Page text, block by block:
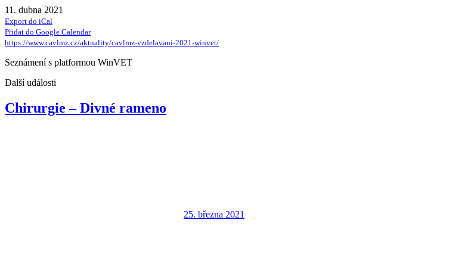
11. dubna 2021
Export do iCal
Přidat do Google Calendar
https://www.cavlmz.cz/aktuality/cavlmz-vzdelavani-2021-winvet/
Seznámení s platformou WinVET
Další události
Chirurgie – Divné rameno
25. března 2021